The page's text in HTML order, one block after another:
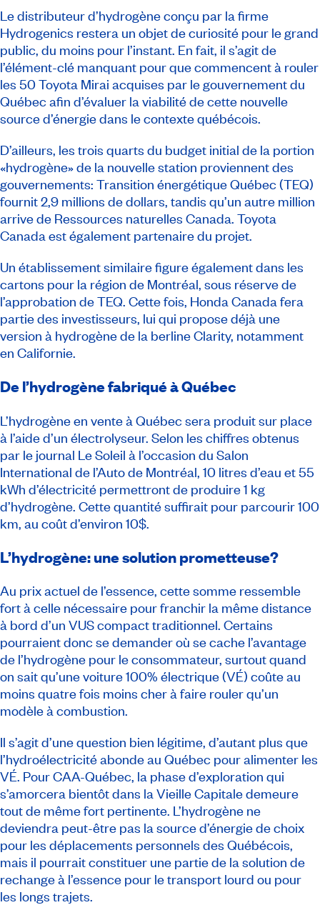
Le distributeur d’hydrogène conçu par la firme
Hydrogenics restera un objet de curiosité pour le grand
public, du moins pour l’instant. En fait, il s’agit de
l’élément-clé manquant pour que commencent à rouler
les 50 Toyota Mirai acquises par le gouvernement du
Québec afin d’évaluer la viabilité de cette nouvelle
source d’énergie dans le contexte québécois.
D’ailleurs, les trois quarts du budget initial de la portion
«hydrogène» de la nouvelle station proviennent des
gouvernements: Transition énergétique Québec (TEQ)
fournit 2,9 millions de dollars, tandis qu’un autre million
arrive de Ressources naturelles Canada. Toyota
Canada est également partenaire du projet.
Un établissement similaire figure également dans les
cartons pour la région de Montréal, sous réserve de
l’approbation de TEQ. Cette fois, Honda Canada fera
partie des investisseurs, lui qui propose déjà une
version à hydrogène de la berline Clarity, notamment
en Californie.
De l’hydrogène fabriqué à Québec
L’hydrogène en vente à Québec sera produit sur place
à l’aide d’un électrolyseur. Selon les chiffres obtenus
par le journal Le Soleil à l’occasion du Salon
International de l’Auto de Montréal, 10 litres d’eau et 55
kWh d’électricité permettront de produire 1 kg
d’hydrogène. Cette quantité suffirait pour parcourir 100
km, au coût d’environ 10$.
L’hydrogène: une solution prometteuse?
Au prix actuel de l’essence, cette somme ressemble
fort à celle nécessaire pour franchir la même distance
à bord d’un VUS compact traditionnel. Certains
pourraient donc se demander où se cache l’avantage
de l’hydrogène pour le consommateur, surtout quand
on sait qu’une voiture 100% électrique (VÉ) coûte au
moins quatre fois moins cher à faire rouler qu’un
modèle à combustion.
Il s’agit d’une question bien légitime, d’autant plus que
l’hydroélectricité abonde au Québec pour alimenter les
VÉ. Pour CAA-Québec, la phase d’exploration qui
s’amorcera bientôt dans la Vieille Capitale demeure
tout de même fort pertinente. L’hydrogène ne
deviendra peut-être pas la source d’énergie de choix
pour les déplacements personnels des Québécois,
mais il pourrait constituer une partie de la solution de
rechange à l’essence pour le transport lourd ou pour
les longs trajets.